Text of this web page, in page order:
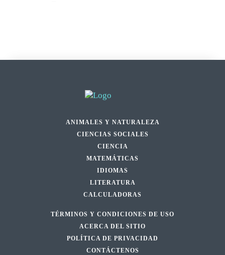
ANIMALES Y NATURALEZA
CIENCIAS SOCIALES
CIENCIA
MATEMÁTICAS
IDIOMAS
LITERATURA
CALCULADORAS
TÉRMINOS Y CONDICIONES DE USO
ACERCA DEL SITIO
POLÍTICA DE PRIVACIDAD
CONTÁCTENOS